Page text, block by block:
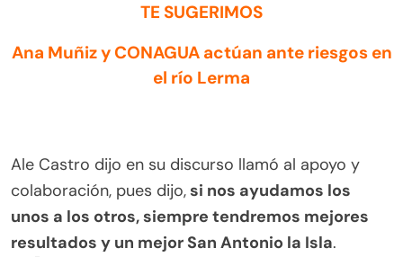
TE SUGERIMOS
Ana Muñiz y CONAGUA actúan ante riesgos en
el río Lerma
Ale Castro dijo en su discurso llamó al apoyo y
colaboración, pues dijo,si nos ayudamos los
unos a los otros, siempre tendremos mejores
resultados y un mejor San Antonio la Isla.